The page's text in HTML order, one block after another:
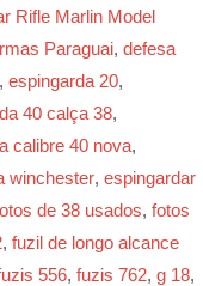
Rifle Marlin Model
Paraguai, defesa
, espingarda 20,
40 calça 38,
calibre 40 nova,
winchester, espingardar
de 38 usados, fotos
, fuzil de longo alcance
556, fuzis 762, g 18,